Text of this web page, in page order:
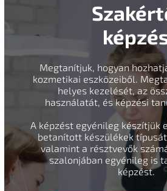
Megtanítjuk, hogyan
kozmetikai eszközeiből.
helyes kezelését, az
használatát, és képzési
A képzést egyénileg készítjük
betanított készülékek
valamint a résztvevők
szalonjában egyénileg is
képzést.